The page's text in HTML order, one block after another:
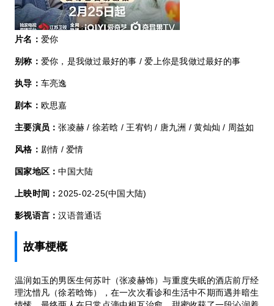
片名： 爱你
别称： 爱你，是我做过最好的事 / 爱上你是我做过最好的事
执导： 车亮逸
剧本： 欧思嘉
主要演员：张凌赫 / 徐若晗 / 王宥钧 / 唐九洲 / 黄灿灿 / 周益如
风格： 剧情 / 爱情
国家地区：中国大陆
上映时间： 2025-02-25(中国大陆)
影视语言：汉语普通话
故事梗概
温润如玉的男医生何苏叶（张凌赫饰）与重度失眠的酒店前厅经
理沈惜凡（徐若晗饰），在一次次看诊和生活中不期而遇并暗生